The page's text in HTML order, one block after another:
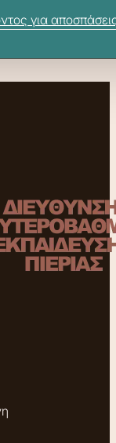
για αποσπάσεις